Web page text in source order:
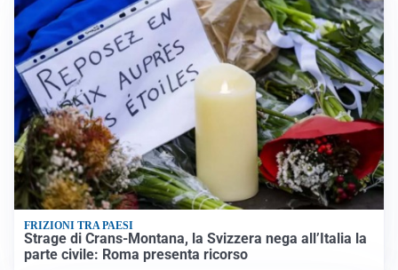
FRIZIONI TRA PAESI
Strage di Crans-Montana, la Svizzera nega all’Italia la
parte civile: Roma presenta ricorso